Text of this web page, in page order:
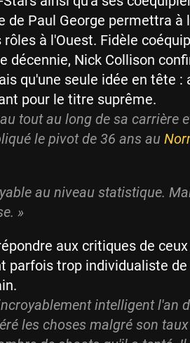
de Paul George permettra à
à l'Ouest. Fidèle
décennie, Nick Collison
qu'une seule idée en tête :
pour le titre suprême.
tout au long de sa carrière
le pivot de 36 ans au
au niveau statistique.
»
aux critiques de
parfois trop individualiste de
intelligent l'an
les choses malgré son